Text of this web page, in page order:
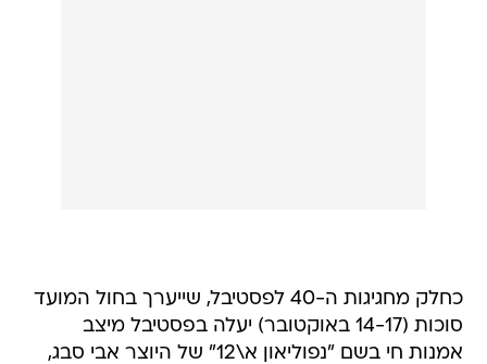
כחלק מחגיגות ה-40 לפסטיבל, שייערך בחול המועד
סוכות (14-17 באוקטובר) יעלה בפסטיבל מיצב
אמנות חי בשם "נפוליאון א\12" של היוצר אבי סבג,